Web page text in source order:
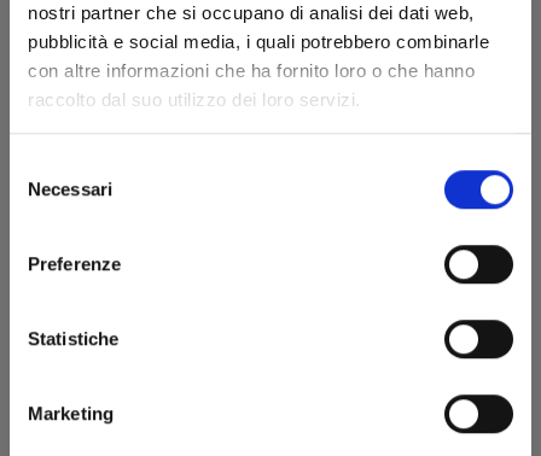
nostri partner che si occupano di analisi dei dati web,
pubblicità e social media, i quali potrebbero combinarle
con altre informazioni che ha fornito loro o che hanno
raccolto dal suo utilizzo dei loro servizi.
delNecessari
Preferenze
Statistiche
Marketing
Richiedi informazioni
Nome*
Cognome*